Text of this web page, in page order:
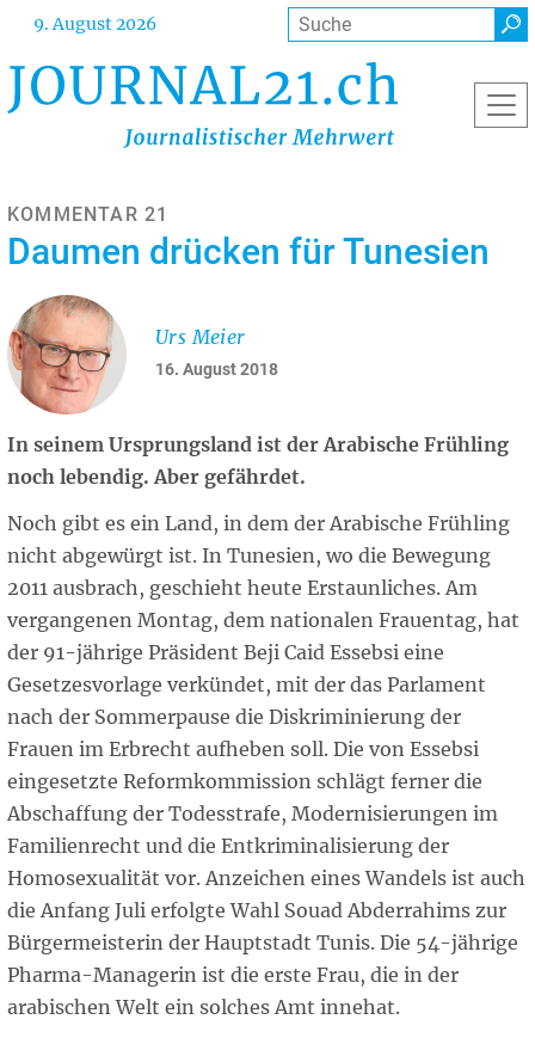
Direkt
Inhalt
9. August 2026 Suche
KOMMENTAR 21
Daumen drücken für Tunesien
16. August 2018
Urs Meier
In seinem Ursprungsland ist der Arabische Frühling
noch lebendig. Aber gefährdet.
Noch gibt es ein Land, in dem der Arabische Frühling
nicht abgewürgt ist. In Tunesien, wo die Bewegung
2011 ausbrach, geschieht heute Erstaunliches. Am
vergangenen Montag, dem nationalen Frauentag, hat
der 91-jährige Präsident Beji Caid Essebsi eine
Gesetzesvorlage verkündet, mit der das Parlament
nach der Sommerpause die Diskriminierung der
Frauen im Erbrecht aufheben soll. Die von Essebsi
eingesetzte Reformkommission schlägt ferner die
Abschaffung der Todesstrafe, Modernisierungen im
Familienrecht und die Entkriminalisierung der
Homosexualität vor. Anzeichen eines Wandels ist auch
die Anfang Juli erfolgte Wahl Souad Abderrahims zur
Bürgermeisterin der Hauptstadt Tunis. Die 54-jährige
Pharma-Managerin ist die erste Frau, die in der
arabischen Welt ein solches Amt innehat.